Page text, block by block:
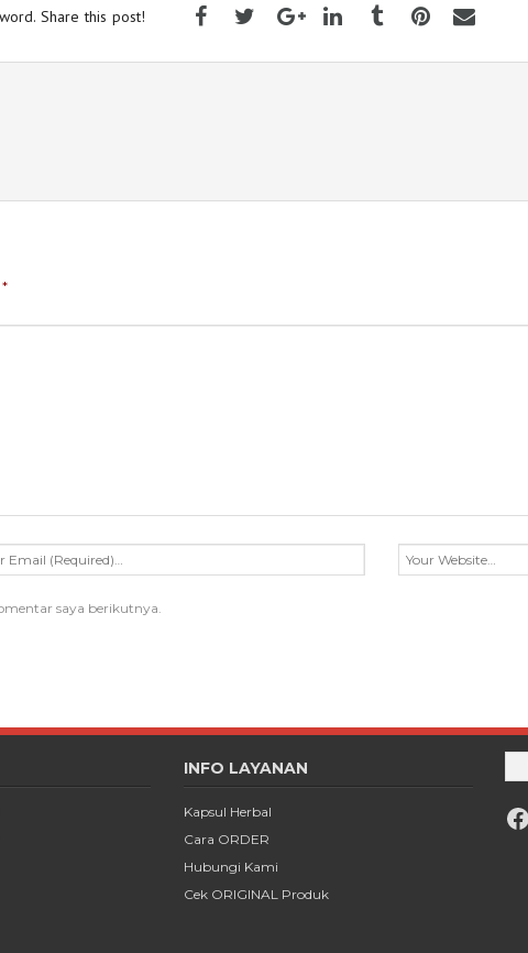
Share this post!
*
saya berikutnya.
INFO LAYANAN
Kapsul Herbal
Cara ORDER
Hubungi Kami
Cek ORIGINAL Produk